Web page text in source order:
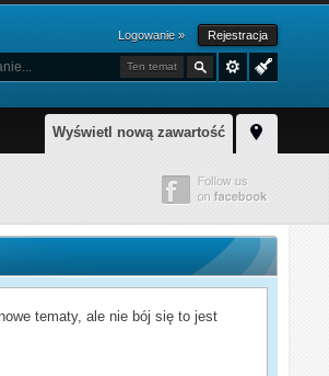
Logowanie » Rejestracja
Ten temat
Wyświetl nową zawartość
tematy, ale nie bój się to jest